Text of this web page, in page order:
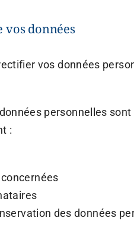
vos données
vos données
personnelles
:
des données